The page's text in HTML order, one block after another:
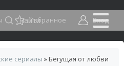
Избранное Вход
сериалы » Бегущая от любви